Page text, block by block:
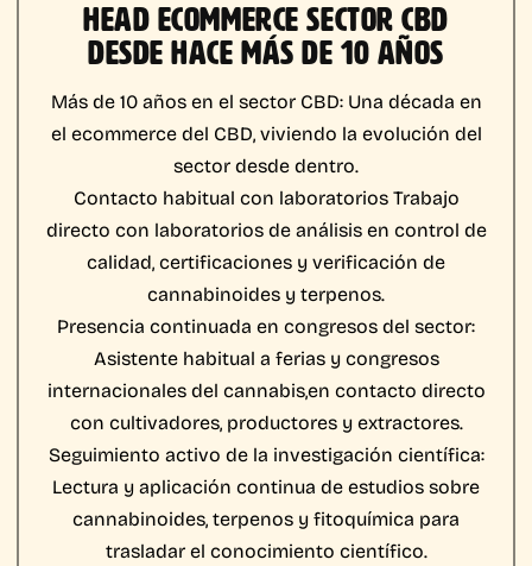
HEAD ECOMMERCE SECTOR CBD
DESDE HACE MÁS DE 10 AÑOS
Más de 10 años en el sector CBD:Una década en
el ecommerce del CBD, viviendo la evolución del
sector desde dentro.
Contacto habitual con laboratoriosTrabajo
directo con laboratorios de análisis en control de
calidad, certificaciones y verificación de
cannabinoides y terpenos.
Presencia continuada en congresos del sector:
Asistente habitual a ferias y congresos
internacionales del cannabis,en contacto directo
con cultivadores, productores y extractores.
Seguimiento activo de la investigación científica:
Lectura y aplicación continua de estudios sobre
cannabinoides, terpenos y fitoquímica para
trasladar el conocimiento científico.